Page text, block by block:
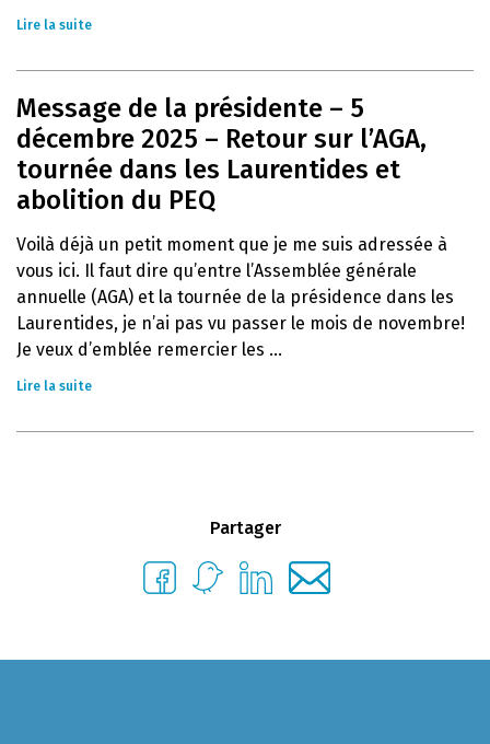
Lire la suite
Message de la présidente – 5
décembre 2025 – Retour sur l’AGA,
tournée dans les Laurentides et
abolition du PEQ
Voilà déjà un petit moment que je me suis adressée à
vous ici. Il faut dire qu’entre l’Assemblée générale
annuelle (AGA) et la tournée de la présidence dans les
Laurentides, je n’ai pas vu passer le mois de novembre!
Je veux d’emblée remercier les ...
Lire la suite
Partager